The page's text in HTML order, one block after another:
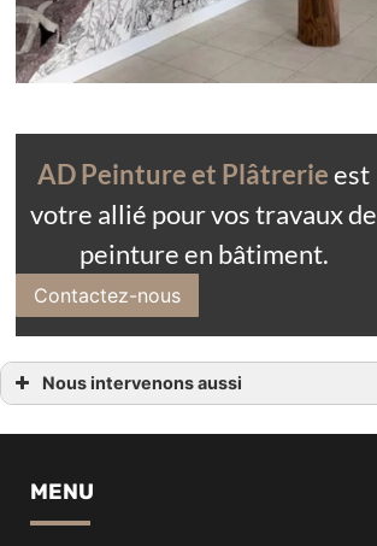
AD Peinture et Plâtrerieest
votre allié pour vos travaux de
peinture en bâtiment.
Contactez-nous
Nous intervenons aussi
Peintre en batiment Anglet
Peintre en batiment Saint palais
Peintre en batiment Biarritz
Peintre en batiment salies de Béarn
MENU